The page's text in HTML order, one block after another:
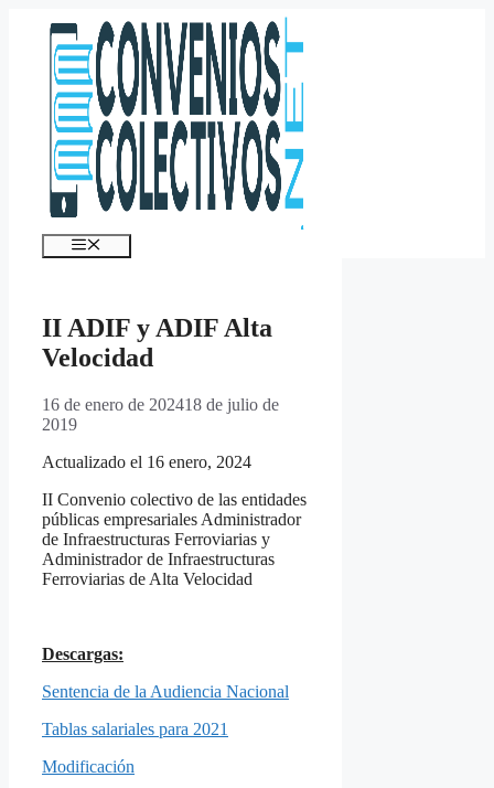
contenido
Menú
II ADIF y ADIF Alta
Velocidad
16 de enero de 202418 de julio de
2019
Actualizado el 16 enero, 2024
II Convenio colectivo de las entidades
públicas empresariales Administrador
de Infraestructuras Ferroviarias y
Administrador de Infraestructuras
Ferroviarias de Alta Velocidad
Descargas:
Sentencia de la Audiencia Nacional
Tablas salariales para 2021
Modificación